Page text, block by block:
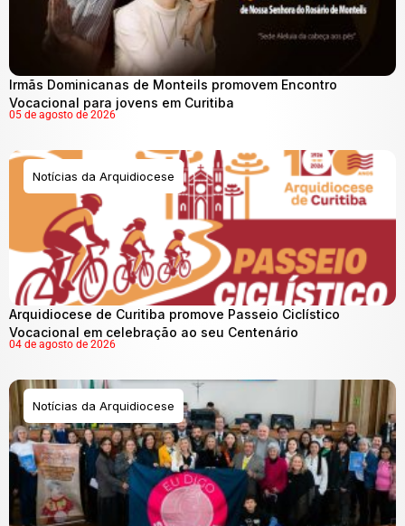
Irmãs Dominicanas de Monteils promovem Encontro
Vocacional para jovens em Curitiba
05 de agosto de 2026
Notícias da Arquidiocese
Arquidiocese de Curitiba promove Passeio Ciclístico
Vocacional em celebração ao seu Centenário
04 de agosto de 2026
Notícias da Arquidiocese